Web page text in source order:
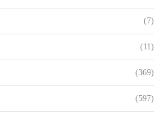
(7)
(11)
(369)
(597)